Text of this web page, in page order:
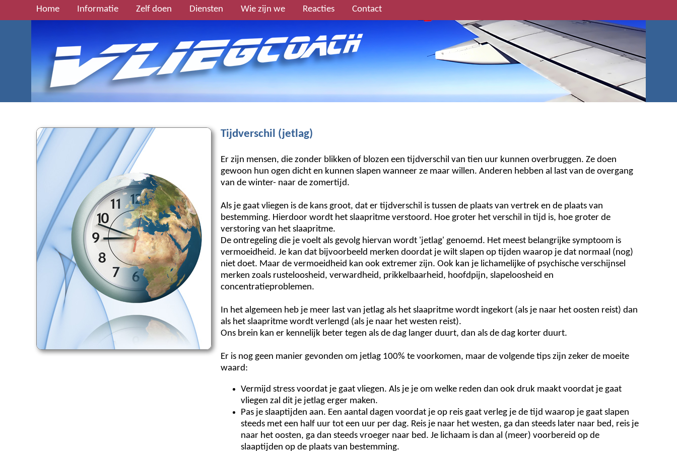
Home Informatie Zelf doen Diensten Wie zijn we Reacties Contact
Tijdverschil (jetlag)
Er zijn mensen, die zonder blikken of blozen een tijdverschil van tien uur kunnen overbruggen. Ze doen
gewoon hun ogen dicht en kunnen slapen wanneer ze maar willen. Anderen hebben al last van de overgang
van de winter- naar de zomertijd.
Als je gaat vliegen is de kans groot, dat er tijdverschil is tussen de plaats van vertrek en de plaats van
bestemming. Hierdoor wordt het slaapritme verstoord. Hoe groter het verschil in tijd is, hoe groter de
verstoring van het slaapritme.
De ontregeling die je voelt als gevolg hiervan wordt 'jetlag' genoemd. Het meest belangrijke symptoom is
vermoeidheid. Je kan dat bijvoorbeeld merken doordat je wilt slapen op tijden waarop je dat normaal (nog)
niet doet. Maar de vermoeidheid kan ook extremer zijn. Ook kan je lichamelijke of psychische verschijnsel
merken zoals rusteloosheid, verwardheid, prikkelbaarheid, hoofdpijn, slapeloosheid en
concentratieproblemen.
In het algemeen heb je meer last van jetlag als het slaapritme wordt ingekort (als je naar het oosten reist) dan
als het slaapritme wordt verlengd (als je naar het westen reist).
Ons brein kan er kennelijk beter tegen als de dag langer duurt, dan als de dag korter duurt.
Er is nog geen manier gevonden om jetlag 100% te voorkomen, maar de volgende tips zijn zeker de moeite
waard:
Vermijd stress voordat je gaat vliegen. Als je je om welke reden dan ook druk maakt voordat je gaat
vliegen zal dit je jetlag erger maken.
Pas je slaaptijden aan. Een aantal dagen voordat je op reis gaat verleg je de tijd waarop je gaat slapen
steeds met een half uur tot een uur per dag. Reis je naar het westen, ga dan steeds later naar bed, reis je
naar het oosten, ga dan steeds vroeger naar bed. Je lichaam is dan al (meer) voorbereid op de
slaaptijden op de plaats van bestemming.